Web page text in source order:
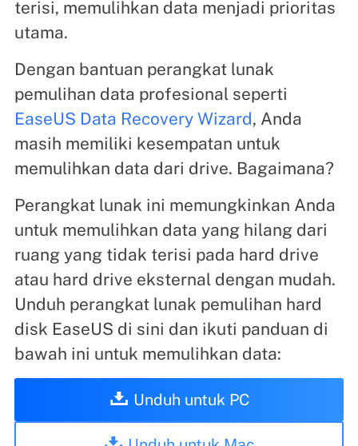
terisi, memulihkan data menjadi prioritas
utama.
Dengan bantuan perangkat lunak
pemulihan data profesional seperti
EaseUS Data Recovery Wizard, Anda
masih memiliki kesempatan untuk
memulihkan data dari drive. Bagaimana?
Perangkat lunak ini memungkinkan Anda
untuk memulihkan data yang hilang dari
ruang yang tidak terisi pada hard drive
atau hard drive eksternal dengan mudah.
Unduh perangkat lunak pemulihan hard
disk EaseUS di sini dan ikuti panduan di
bawah ini untuk memulihkan data:
Unduh untuk PC